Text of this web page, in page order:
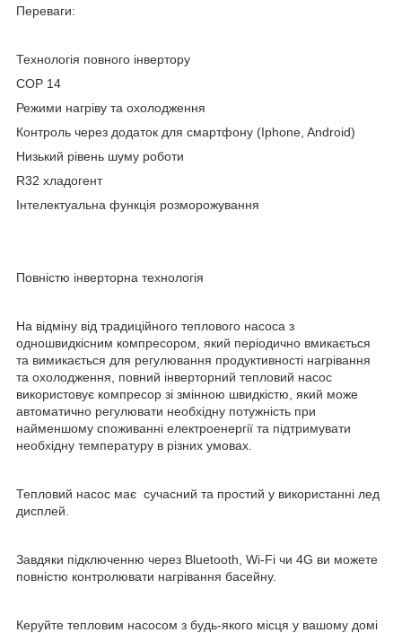
Переваги:
Технологія повного інвертору
COP 14
Режими нагріву та охолодження
Контроль через додаток для смартфону (Iphone, Android)
Низький рівень шуму роботи
R32 хладогент
Інтелектуальна функція розморожування
Повністю інверторна технологія
На відміну від традиційного теплового насоса з
одношвидкісним компресором, який періодично вмикається
та вимикається для регулювання продуктивності нагрівання
та охолодження, повний інверторний тепловий насос
використовує компресор зі змінною швидкістю, який може
автоматично регулювати необхідну потужність при
найменшому споживанні електроенергії та підтримувати
необхідну температуру в різних умовах.
Тепловий насос має сучасний та простий у використанні лед
дисплей.
Завдяки підключенню через Bluetooth, Wi-Fi чи 4G ви можете
повністю контролювати нагрівання басейну.
Керуйте тепловим насосом з будь-якого місця у вашому домі